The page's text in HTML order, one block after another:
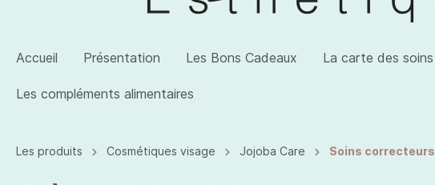
Accueil Présentation Les Bons Cadeaux La carte des soins
Les compléments alimentaires
Voir la catégorie AWI Artist
Voir la catégorie Les produits
Voir la catégorie Les compléments alimentaires
Les produits Cosmétiques visage Jojoba Care Soins correcteurs